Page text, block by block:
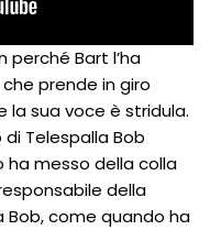
perché Bart l’ha
prende in giro
la sua voce è stridula.
Telespalla Bob
messo della colla
della
come quando ha